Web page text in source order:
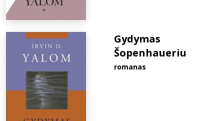
Gydymas
Šopenhaueriu
romanas